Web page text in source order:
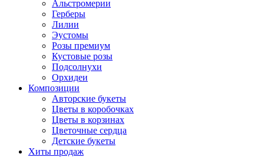
Альстромерии
Герберы
Лилии
Эустомы
Розы премиум
Кустовые розы
Подсолнухи
Орхидеи
Композиции
Авторские букеты
Цветы в коробочках
Цветы в корзинах
Цветочные сердца
Детские букеты
Хиты продаж